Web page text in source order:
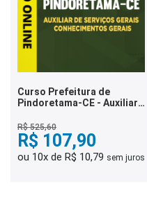
Curso Prefeitura de
Pindoretama-CE - Auxiliar
Conhecimentos Gerais
R$ 525,60
R$ 107,90
ou 10x de R$ 10,79 sem juros